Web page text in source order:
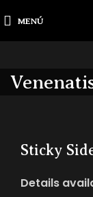
MENÚ
Sticky
Details